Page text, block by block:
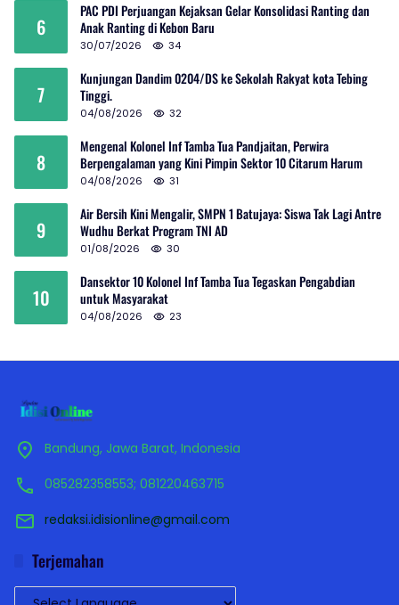
6
PAC PDI Perjuangan Kejaksan Gelar Konsolidasi Ranting dan
Anak Ranting di Kebon Baru
30/07/2026 34
7
Kunjungan Dandim 0204/DS ke Sekolah Rakyat kota Tebing
Tinggi.
04/08/2026 32
8
Mengenal Kolonel Inf Tamba Tua Pandjaitan, Perwira
Berpengalaman yang Kini Pimpin Sektor 10 Citarum Harum
04/08/2026 31
9
Air Bersih Kini Mengalir, SMPN 1 Batujaya: Siswa Tak Lagi Antre
Wudhu Berkat Program TNI AD
01/08/2026 30
10
Dansektor 10 Kolonel Inf Tamba Tua Tegaskan Pengabdian
untuk Masyarakat
04/08/2026 23
Bandung, Jawa Barat, Indonesia
085282358553; 081220463715
redaksi.idisionline@gmail.com
Terjemahan